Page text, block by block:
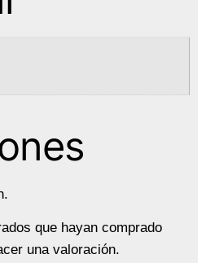
que hayan comprado
una valoración.